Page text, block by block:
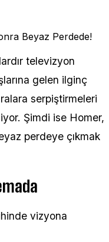
televizyon
gelen ilginç
serpiştirmeleri
Şimdi ise Homer,
perdeye çıkmak
vizyona